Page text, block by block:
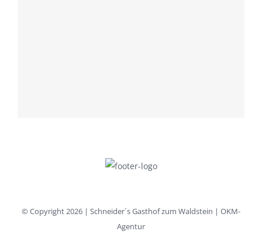
© Copyright2026 | Schneider´s Gasthof zum Waldstein | OKM-
Agentur